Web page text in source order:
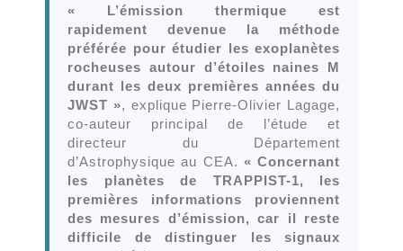
« L’émission thermique est
rapidement devenue la méthode
préférée pour étudier les exoplanètes
rocheuses autour d’étoiles naines M
durant les deux premières années du
JWST », explique Pierre-Olivier Lagage,
co-auteur principal de l’étude et
directeur du Département
d’Astrophysique au CEA. « Concernant
les planètes de TRAPPIST-1, les
premières informations proviennent
des mesures d’émission, car il reste
difficile de distinguer les signaux